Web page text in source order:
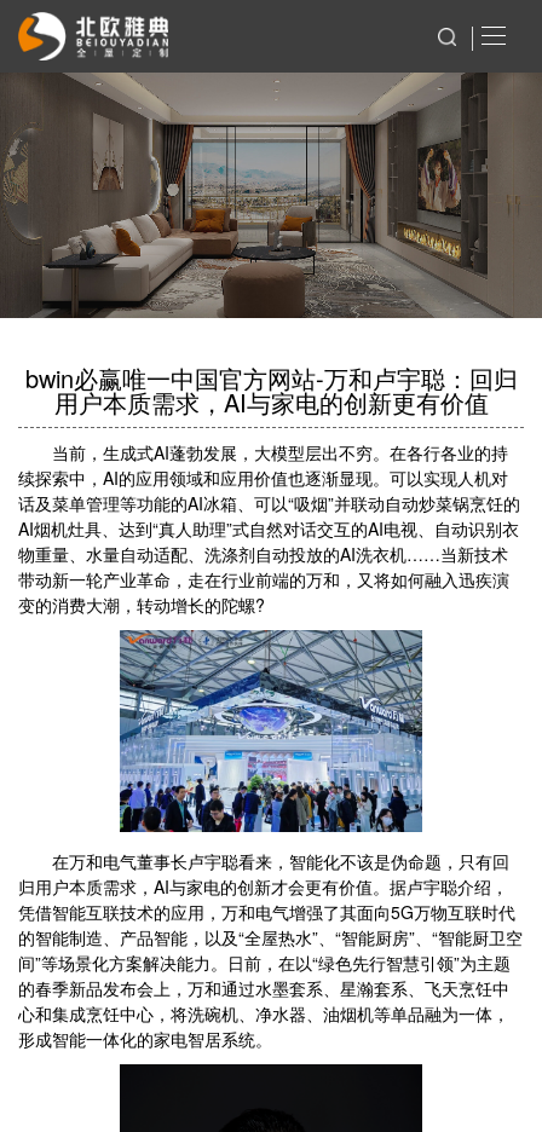
bwin必赢唯一中国官方网站-万和卢宇聪：回归
用户本质需求，AI与家电的创新更有价值
当前，生成式AI蓬勃发展，大模型层出不穷。在各行各业的持
续探索中，AI的应用领域和应用价值也逐渐显现。可以实现人机对
话及菜单管理等功能的AI冰箱、可以“吸烟”并联动自动炒菜锅烹饪的
AI烟机灶具、达到“真人助理”式自然对话交互的AI电视、自动识别衣
物重量、水量自动适配、洗涤剂自动投放的AI洗衣机……当新技术
带动新一轮产业革命，走在行业前端的万和，又将如何融入迅疾演
变的消费大潮，转动增长的陀螺?
在万和电气董事长卢宇聪看来，智能化不该是伪命题，只有回
归用户本质需求，AI与家电的创新才会更有价值。据卢宇聪介绍，
凭借智能互联技术的应用，万和电气增强了其面向5G万物互联时代
的智能制造、产品智能，以及“全屋热水”、“智能厨房”、“智能厨卫空
间”等场景化方案解决能力。日前，在以“绿色先行智慧引领”为主题
的春季新品发布会上，万和通过水墨套系、星瀚套系、飞天烹饪中
心和集成烹饪中心，将洗碗机、净水器、油烟机等单品融为一体，
形成智能一体化的家电智居系统。